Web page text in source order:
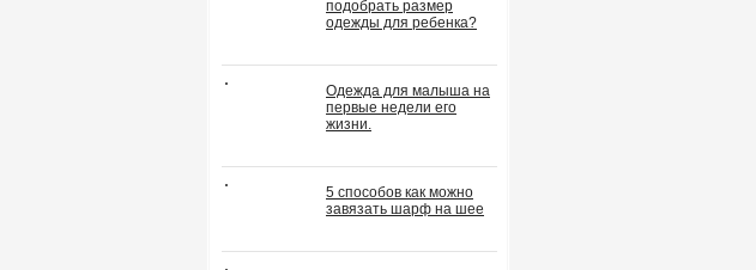
подобрать размер
одежды для ребенка?
Одежда для малыша на
первые недели его
жизни.
5 способов как можно
завязать шарф на шее